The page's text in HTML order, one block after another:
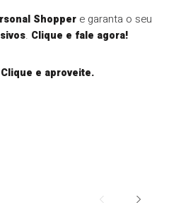
Shoppere garanta o seu
. Clique e fale agora!
Clique e aproveite.